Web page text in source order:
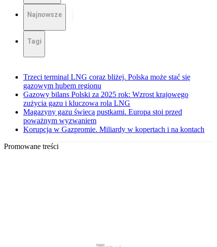
Najnowsze
Tagi
Trzeci terminal LNG coraz bliżej. Polska może stać się
gazowym hubem regionu
Gazowy bilans Polski za 2025 rok: Wzrost krajowego
zużycia gazu i kluczowa rola LNG
Magazyny gazu świecą pustkami. Europa stoi przed
poważnym wyzwaniem
Korupcja w Gazpromie. Miliardy w kopertach i na kontach
Promowane treści